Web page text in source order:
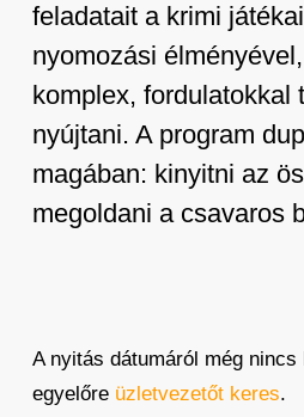
feladatait a krimi
nyomozási
komplex, fordulatokkal
nyújtani. A program
magában: kinyitni az
megoldani a csavaros
A nyitás dátumáról még
egyelőre üzletvezetőt keres.